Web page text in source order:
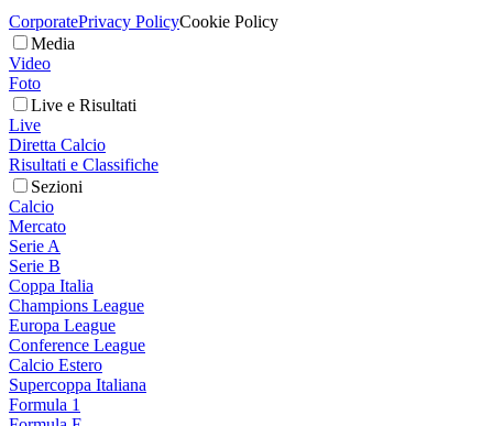
CorporatePrivacy PolicyCookie Policy
Media
Video
Foto
Live e Risultati
Live
Diretta Calcio
Risultati e Classifiche
Sezioni
Calcio
Mercato
Serie A
Serie B
Coppa Italia
Champions League
Europa League
Conference League
Calcio Estero
Supercoppa Italiana
Formula 1